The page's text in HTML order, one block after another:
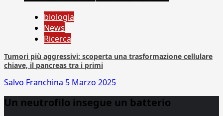
biologia
News
Ricerca
Tumori più aggressivi: scoperta una trasformazione cellulare
chiave, il pancreas tra i primi
Salvo Franchina 5 Marzo 2025
Un neutrofilo insegue un batterio